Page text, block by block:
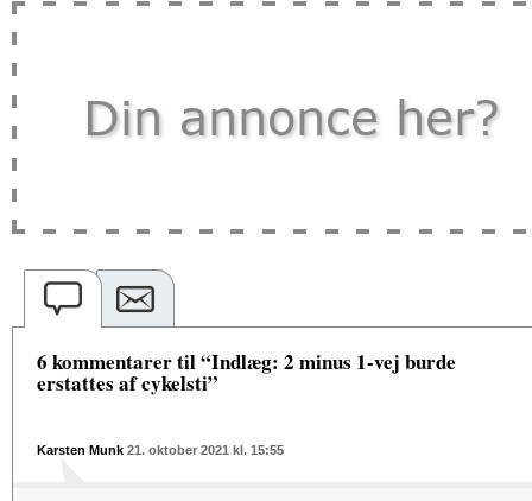
6 kommentarer til “Indlæg: 2 minus 1-vej burde
erstattes af cykelsti”
Karsten Munk 21. oktober 2021 kl. 15:55